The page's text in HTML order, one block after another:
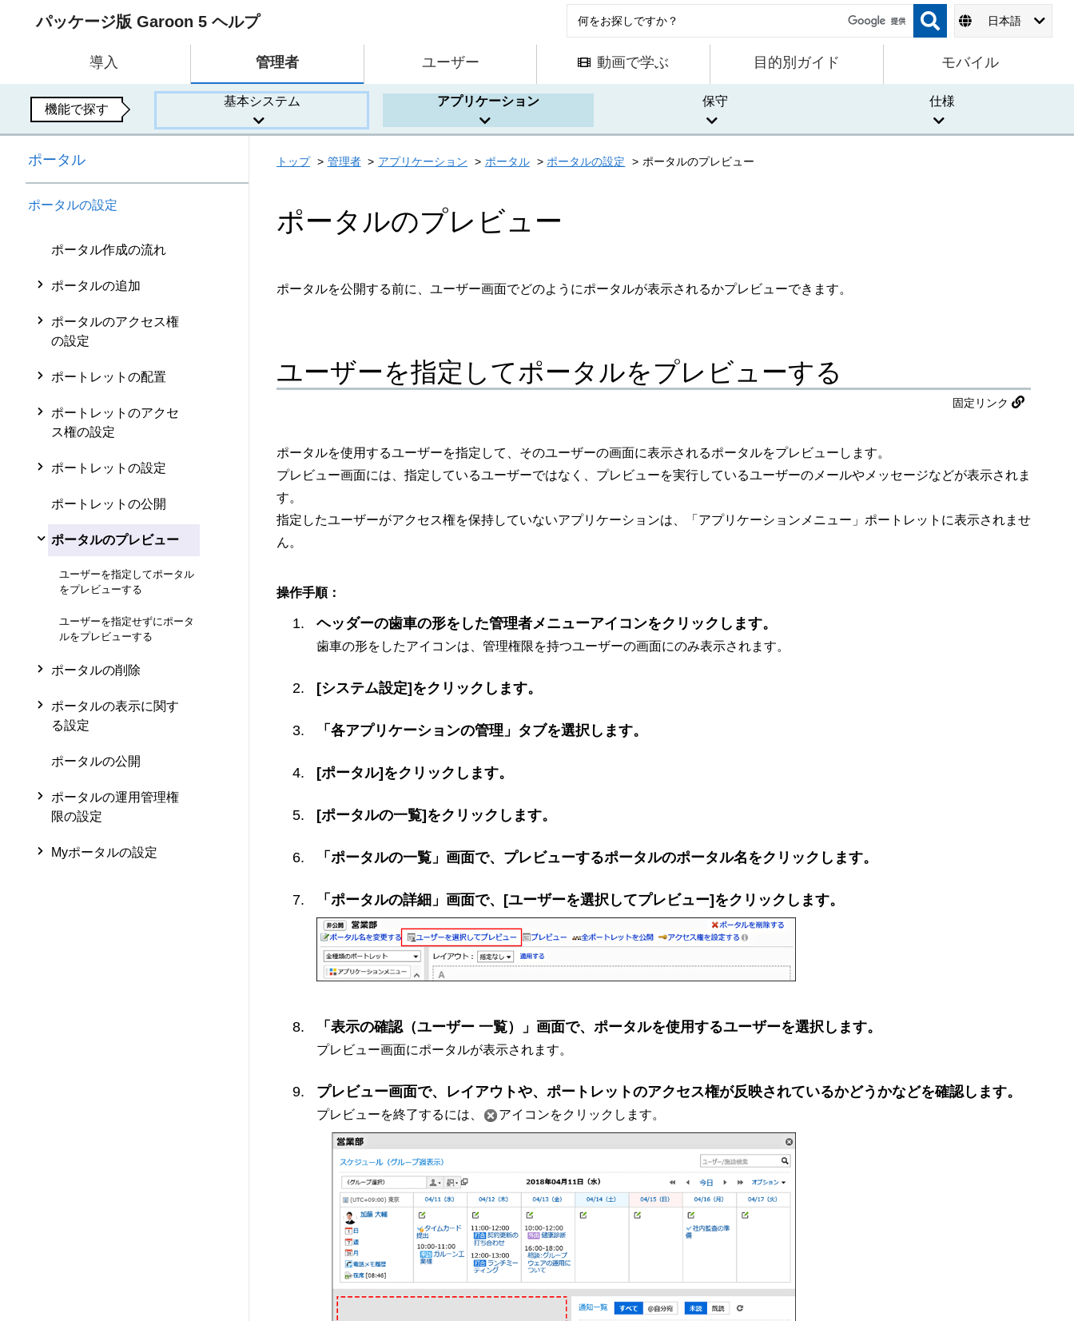
パッケージ版 Garoon 5 ヘルプ 日本語
導入 管理者 ユーザー 動画で学ぶ 目的別ガイド モバイル
機能で探す
基本システム アプリケーション 保守 仕様
ポータル
ポータルの設定
ポータル作成の流れ
ポータルの追加
ポータルのアクセス権
の設定
ポートレットの配置
ポートレットのアクセ
ス権の設定
ポートレットの設定
ポートレットの公開
ポータルのプレビュー
ユーザーを指定してポータル
をプレビューする
ユーザーを指定せずにポータ
ルをプレビューする
ポータルの削除
ポータルの表示に関す
る設定
ポータルの公開
ポータルの運用管理権
限の設定
Myポータルの設定
トップ 管理者 アプリケーション ポータル ポータルの設定 ポータルのプレビュー
ポータルのプレビュー
ポータルを公開する前に、ユーザー画面でどのようにポータルが表示されるかプレビューできます。
ユーザーを指定してポータルをプレビューする
固定リンク
ポータルを使用するユーザーを指定して、そのユーザーの画面に表示されるポータルをプレビューします。
プレビュー画面には、指定しているユーザーではなく、プレビューを実行しているユーザーのメールやメッセージなどが表示されま
す。
指定したユーザーがアクセス権を保持していないアプリケーションは、「アプリケーションメニュー」ポートレットに表示されませ
ん。
操作手順：
ヘッダーの歯車の形をした管理者メニューアイコンをクリックします。
歯車の形をしたアイコンは、管理権限を持つユーザーの画面にのみ表示されます。
[システム設定]をクリックします。
「各アプリケーションの管理」タブを選択します。
[ポータル]をクリックします。
[ポータルの一覧]をクリックします。
「ポータルの一覧」画面で、プレビューするポータルのポータル名をクリックします。
「ポータルの詳細」画面で、[ユーザーを選択してプレビュー]をクリックします。
「表示の確認（ユーザー 一覧）」画面で、ポータルを使用するユーザーを選択します。
プレビュー画面にポータルが表示されます。
プレビュー画面で、レイアウトや、ポートレットのアクセス権が反映されているかどうかなどを確認します。
プレビューを終了するには、 アイコンをクリックします。